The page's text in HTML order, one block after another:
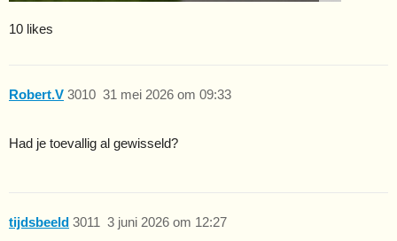
10 likes
Robert.V 31 mei 2026 om 09:33
3010
Had je toevallig al gewisseld?
tijdsbeeld 3 juni 2026 om 12:27
3011